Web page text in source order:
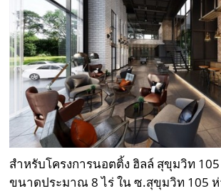
สำหรับโครงการนอตติ้ง ฮิลล์ สุขุมวิท
ขนาดประมาณ 8 ไร่ ใน ซ.สุขุมวิท 105